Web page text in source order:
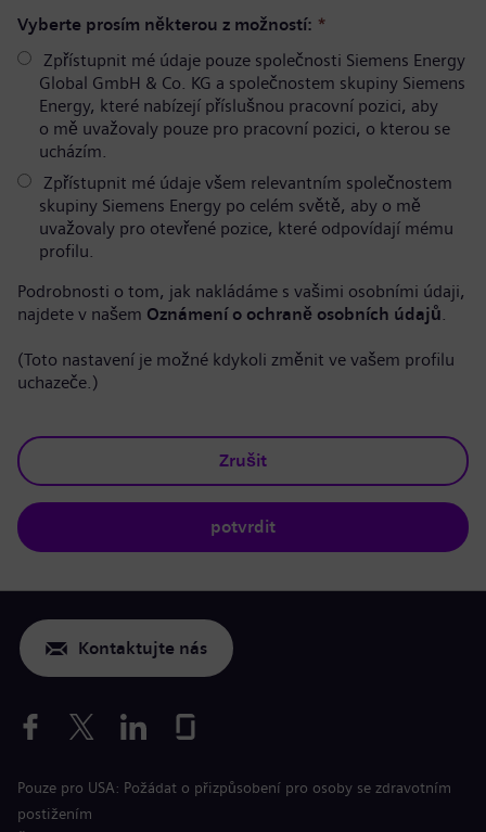
Vyberte prosím některou z možností: *
Zpřístupnit mé údaje pouze společnosti Siemens Energy
Global GmbH & Co. KG a společnostem skupiny Siemens
Energy, které nabízejí příslušnou pracovní pozici, aby
o mě uvažovaly pouze pro pracovní pozici, o kterou se
ucházím.
Zpřístupnit mé údaje všem relevantním společnostem
skupiny Siemens Energy po celém světě, aby o mě
uvažovaly pro otevřené pozice, které odpovídají mému
profilu.
Podrobnosti o tom, jak nakládáme s vašimi osobními údaji,
najdete v našem Oznámení o ochraně osobních údajů.
(Toto nastavení je možné kdykoli změnit ve vašem profilu
uchazeče.)
Zrušit
potvrdit
Kontaktujte nás
Pouze pro USA: Požádat o přizpůsobení pro osoby se zdravotním
postižením